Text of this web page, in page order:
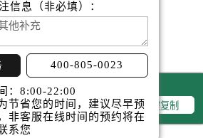
一键复制
信息（非必填）：
400-805-0023
：8:00-22:00
节省您的时间，建议尽早预
非客服在线时间的预约将在
系您